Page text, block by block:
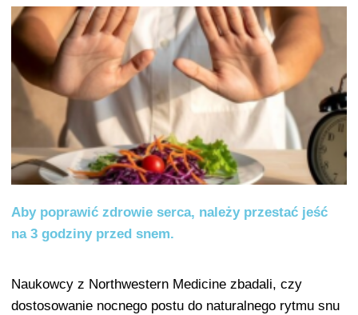
Aby poprawić zdrowie serca, należy przestać jeść
na 3 godziny przed snem.
Naukowcy z Northwestern Medicine zbadali, czy
dostosowanie nocnego postu do naturalnego rytmu snu